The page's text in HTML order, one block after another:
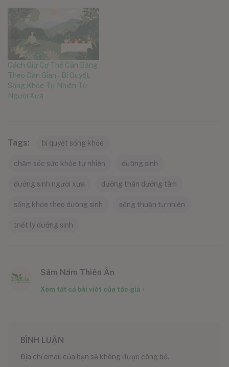
Cách Giữ Cơ Thể Cân Bằng
Theo Dân Gian – Bí Quyết
Sống Khỏe Tự Nhiên Từ
Người Xưa
Tags: bí quyết sống khỏe
chăm sóc sức khỏe tự nhiên dưỡng sinh
dưỡng sinh người xưa dưỡng thân dưỡng tâm
sống khỏe theo dưỡng sinh sống thuận tự nhiên
triết lý dưỡng sinh
Sâm Nấm Thiên Ân
Xem tất cả bài viết của tác giả
BÌNH LUẬN
Địa chỉ email của bạn sẽ không được công bố.